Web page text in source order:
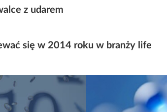
z udarem
się w 2014 roku w branży life